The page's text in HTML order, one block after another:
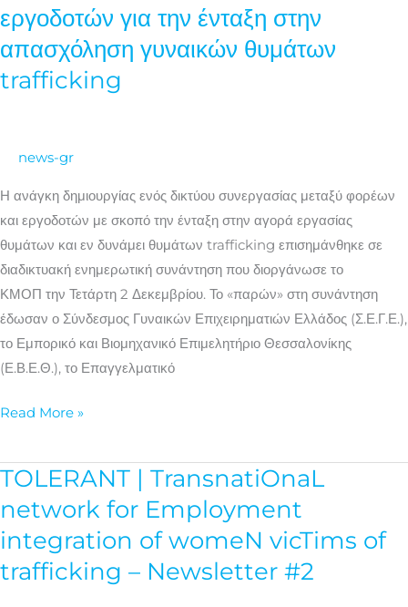
εργοδοτών για την ένταξη στην
απασχόληση γυναικών θυμάτων
trafficking
news-gr
Η ανάγκη δημιουργίας ενός δικτύου συνεργασίας μεταξύ φορέων
και εργοδοτών με σκοπό την ένταξη στην αγορά εργασίας
θυμάτων και εν δυνάμει θυμάτων trafficking επισημάνθηκε σε
διαδικτυακή ενημερωτική συνάντηση που διοργάνωσε το
ΚΜΟΠ την Τετάρτη 2 Δεκεμβρίου. Το «παρών» στη συνάντηση
έδωσαν ο Σύνδεσμος Γυναικών Επιχειρηματιών Ελλάδος (Σ.Ε.Γ.Ε.),
το Εμπορικό και Βιομηχανικό Επιμελητήριο Θεσσαλονίκης
(Ε.Β.Ε.Θ.), το Επαγγελματικό
συνεργασία
φορέων
και
στην
απασχόληση
γυναικών
θυμάτων
trafficking
Read More »
TOLERANT | TransnatiOnaL
network for Employment
integration of womeN vicTims of
trafficking – Newsletter #2
TOLERANT
TransnatiOnaL
network
for